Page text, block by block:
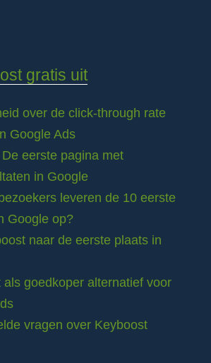
gratis uit
over de click-through rate
Google Ads
eerste pagina met
in Google
leveren de 10 eerste
Google op?
naar de eerste plaats in
als goedkoper alternatief voor
vragen over Keyboost